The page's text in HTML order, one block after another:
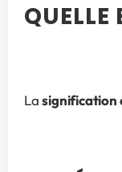
La signification